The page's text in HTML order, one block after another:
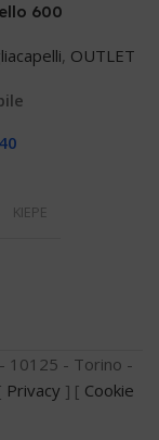
600
, OUTLET
KIEPE
10125 - Torino -
Privacy ] [ Cookie